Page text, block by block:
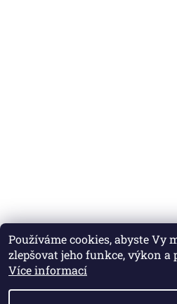
Používáme cookies, abyste Vy
zlepšovat jeho funkce, výkon a
Více informací